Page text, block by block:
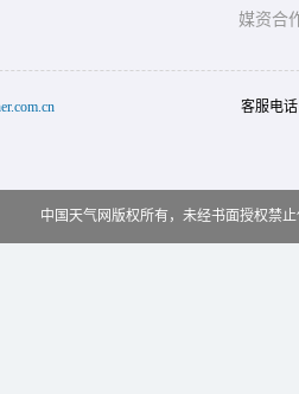
媒资合
客服电
中国天气网版权所有，未经书面授权